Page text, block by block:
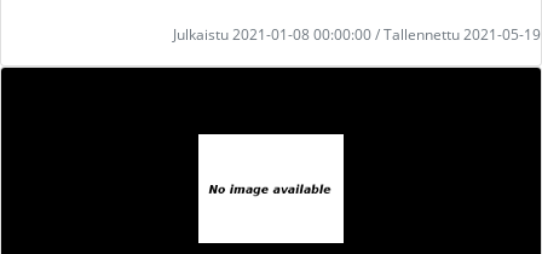
Julkaistu 2021-01-08 00:00:00 / Tallennettu 2021-05-19